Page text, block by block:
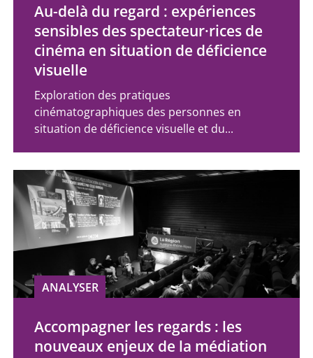
Au-delà du regard : expériences
sensibles des spectateur·rices de
cinéma en situation de déficience
visuelle
Exploration des pratiques
cinématographiques des personnes en
situation de déficience visuelle et du...
ANALYSER
Accompagner les regards : les
nouveaux enjeux de la médiation